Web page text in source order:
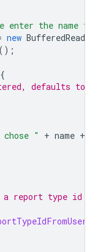
enter the name
new BufferedReader
();
{
defaults to
chose " + name +
report type id